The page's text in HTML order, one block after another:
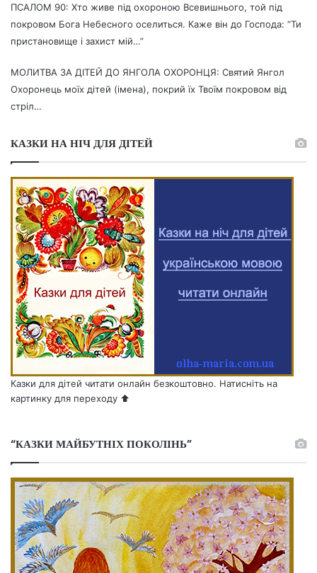
ПСАЛОМ 90: Хто живе під охороною Всевишнього, той під
покровом Бога Небесного оселиться. Каже він до Господа: “Ти
пристановище і захист мій…”
МОЛИТВА ЗА ДІТЕЙ ДО ЯНГОЛА ОХОРОНЦЯ: Святий Янгол
Охоронець моїх дітей (імена), покрий їх Твоїм покровом від
стріл…
КАЗКИ НА НІЧ ДЛЯ ДІТЕЙ
Казки для дітей читати онлайн безкоштовно. Натисніть на
картинку для переходу ⬆️
“КАЗКИ МАЙБУТНІХ ПОКОЛІНЬ”